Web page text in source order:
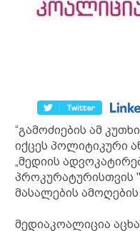
“გამოძიების ამ
იქცეს პოლიტიკური
„მედიის
პროკურატურისთვის
მასალების
მედიაკოალიცია